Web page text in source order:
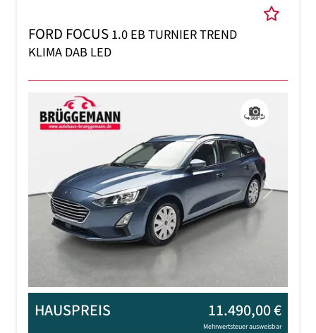
FORD FOCUS1.0 EB TURNIER TREND
KLIMA DAB LED
Previous Next
HAUSPREIS 11.490,00 €
Mehrwertsteuer ausweisbar